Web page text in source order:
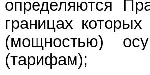
определяются
границах которых
(мощностью)
(тарифам);